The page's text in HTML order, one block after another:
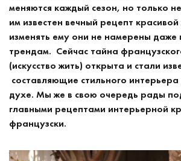
меняются каждый сезон, но только
им известен вечный рецепт
изменять ему они не намерены
трендам. Сейчас тайна
(искусство жить) открыта и стали
составляющие стильного
духе. Мы же в свою очередь рады
главными рецептами интерьерной
французски.